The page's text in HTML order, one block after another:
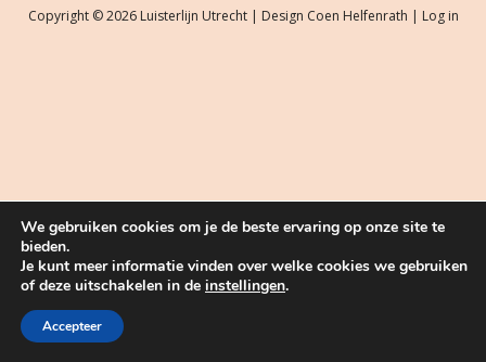
Copyright © 2026 Luisterlijn Utrecht | Design Coen Helfenrath | Log in
We gebruiken cookies om je de beste ervaring op onze site te
bieden.
Je kunt meer informatie vinden over welke cookies we gebruiken
of deze uitschakelen in de instellingen.
Accepteer